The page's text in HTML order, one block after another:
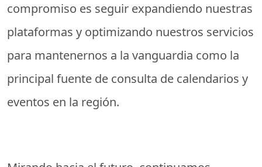
compromiso es seguir expandiendo nuestras
plataformas y optimizando nuestros servicios
para mantenernos a la vanguardia como la
principal fuente de consulta de calendarios y
eventos en la región.